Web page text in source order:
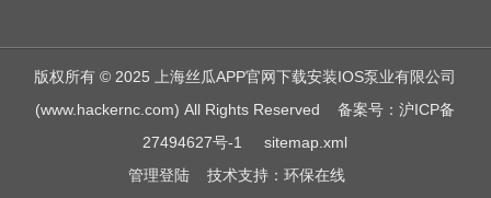
版权所有 © 2025 上海丝瓜APP官网下载安装IOS泵业有限公司
(www.hackernc.com) All Rights Reserved备案号：沪ICP备
27494627号-1
sitemap.xml
管理登陆技术支持： 环保在线